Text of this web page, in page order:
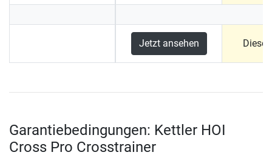
Jetzt ansehen
Garantiebedingungen: Kettler HOI
Cross Pro Crosstrainer